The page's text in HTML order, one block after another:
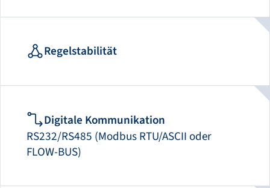
Regelstabilität
Digitale Kommunikation
RS232/RS485 (Modbus RTU/ASCII oder
FLOW-BUS)